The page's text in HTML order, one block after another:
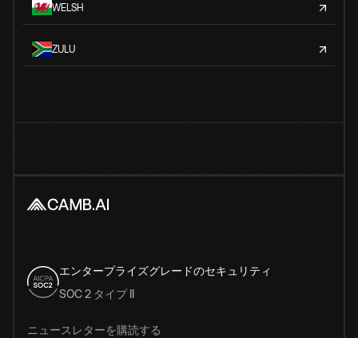
WELSH
ZULU
エンタープライズグレードのセキュリティ
SOC 2 タイプ II
ニュースレターを購読する